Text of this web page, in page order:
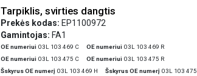
Tarpiklis, svirties dangtis
Prekės kodas: EP1100972
Gamintojas: FA1
OE numeriui 03L 103 469 C OE numeriui 03L 103 469 R
OE numeriui 03L 103 475 C OE numeriui 03L 103 475 R
Šskyrus OE numerį 03L 103 469 H Šskyrus OE numerį 03L 103 475